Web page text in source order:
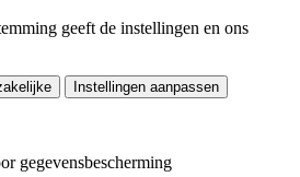
geeft de instellingen en ons
Instellingen aanpassen
gegevensbescherming